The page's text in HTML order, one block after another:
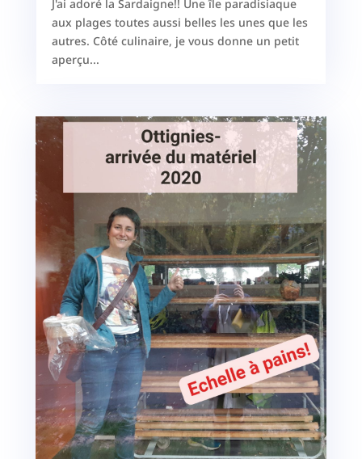
J'ai adoré la Sardaigne!! Une île paradisiaque
aux plages toutes aussi belles les unes que les
autres. Côté culinaire, je vous donne un petit
aperçu...